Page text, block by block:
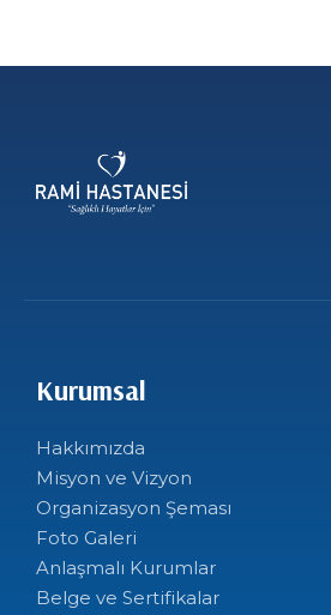
Kurumsal
Hakkımızda
Misyon ve Vizyon
Organizasyon Şeması
Foto Galeri
Anlaşmalı Kurumlar
Belge ve Sertifikalar